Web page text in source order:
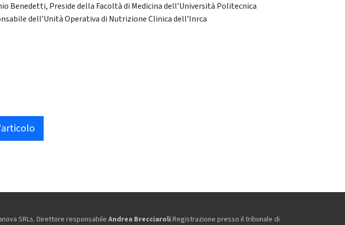
Preside della Facoltà di Medicina dell’Università Politecnica
dell’Unità Operativa di Nutrizione Clinica dell’Inrca
SRLs. Direttore responsabile Andrea Brecciaroli.Registrazione presso il tribunale di